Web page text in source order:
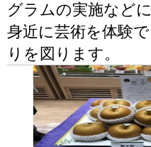
グラムの実施など
身近に芸術を体験
りを図ります。